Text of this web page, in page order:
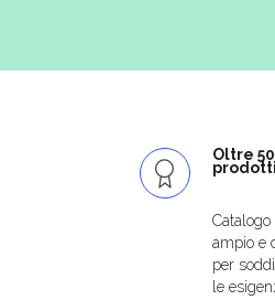
Oltre
prodotti
ampio e
per
le